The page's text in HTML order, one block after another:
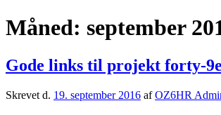
Måned: september
Gode links til projekt forty-
Skrevet d. 19. september 2016 afOZ6HR